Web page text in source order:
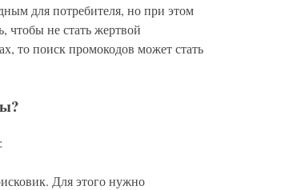
для потребителя, но при этом
чтобы не стать жертвой
то поиск промокодов может стать
Для этого нужно